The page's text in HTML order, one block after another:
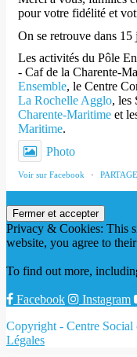
pour votre fidélité et
On se retrouve dans
Les activités du Pôle
- Caf de la Charente-
Ensemble, le Centre
La Rochelle Agglo, les
Charente-Maritime et
Maritime.
Photo
Voir sur Facebook ·
Privacy & Cookies: This
website, you agree to their
To find out more,
Facebook
Instagram
Copyright - Centre Social
Légales